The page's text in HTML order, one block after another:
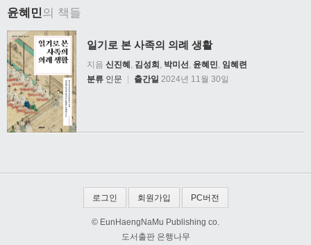
윤혜민의 책들
일기로 본 사족의 의례 생활
지음 신진혜 , 김성희 , 박미선, 윤혜민, 임혜련
분류 인문 출간일 2024년 11월 30일
로그인 회원가입 PC버전
© EunHaengNaMu Publishing co.
도서출판 은행나무